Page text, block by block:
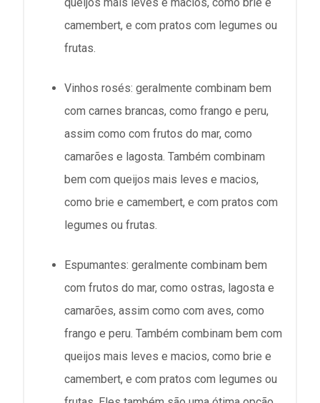
camembert, e com pratos com legumes ou
frutas.
Vinhos rosés: geralmente combinam bem
com carnes brancas, como frango e peru,
assim como com frutos do mar, como
camarões e lagosta. Também combinam
bem com queijos mais leves e macios,
como brie e camembert, e com pratos com
legumes ou frutas.
Espumantes: geralmente combinam bem
com frutos do mar, como ostras, lagosta e
camarões, assim como com aves, como
frango e peru. Também combinam bem com
queijos mais leves e macios, como brie e
camembert, e com pratos com legumes ou